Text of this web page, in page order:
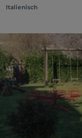
Italienisch